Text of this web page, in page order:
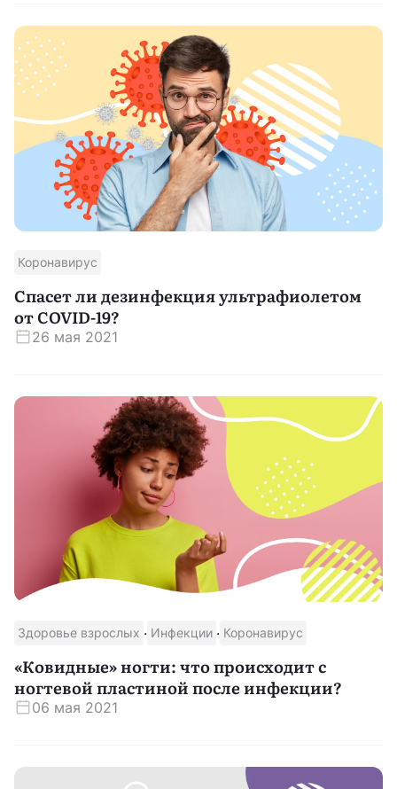
Коронавирус
Спасет ли дезинфекция ультрафиолетом
от COVID-19?
26 мая 2021
Здоровье взрослых · Инфекции · Коронавирус
«Ковидные» ногти: что происходит с
ногтевой пластиной после инфекции?
06 мая 2021